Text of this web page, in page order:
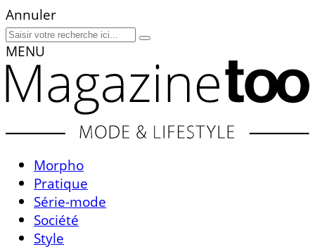
Annuler
MENU
Morpho
Pratique
Série-mode
Société
Style